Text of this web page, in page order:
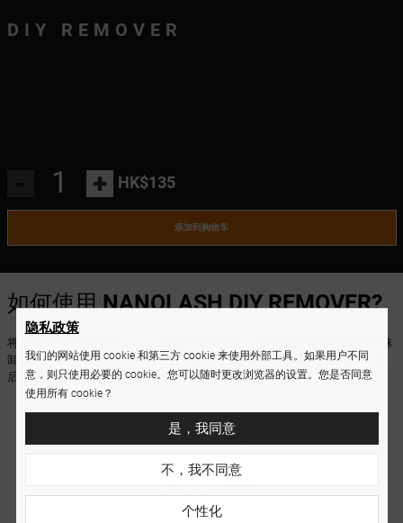
DIY REMOVER
+ HK$135
添加到购物车
如何使用NANOLASH DIY REMOVER?
将产品涂抹在整个睫毛上，从顶部和底部开始。窄刷子将帮助您精确地涂抹
卸妆剂。等待约 30 秒，用手指抓住睫毛束，将其从天然睫毛上拉下来。然
后像往常一样卸妆。去除剂对睫毛的状况没有影响。
隐私政策
我们的网站使用 cookie 和第三方 cookie 来使用外部工具。如果用户不同
意，则只使用必要的 cookie。您可以随时更改浏览器的设置。您是否同意
使用所有 cookie？
是，我同意
不，我不同意
个性化